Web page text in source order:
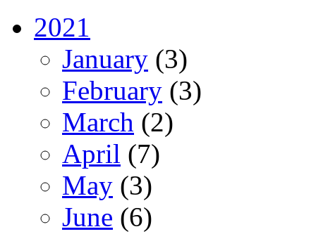
2021
January (3)
February (3)
March (2)
April (7)
May (3)
June (6)